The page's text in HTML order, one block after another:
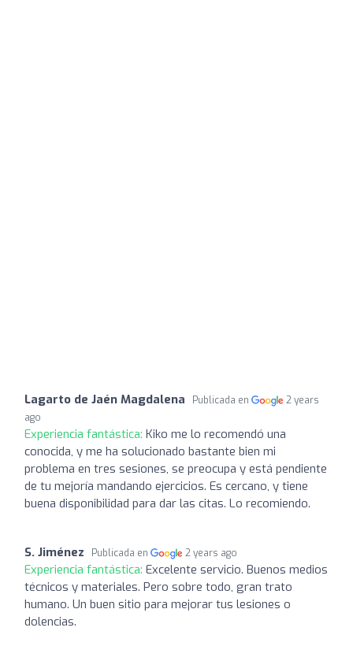
Lagarto de Jaén Magdalena Publicada en
2 years
ago
Experiencia fantástica: Kiko me lo recomendó una
conocida, y me ha solucionado bastante bien mi
problema en tres sesiones, se preocupa y está pendiente
de tu mejoría mandando ejercicios. Es cercano, y tiene
buena disponibilidad para dar las citas. Lo recomiendo.
S. Jiménez Publicada en 2 years ago
Experiencia fantástica: Excelente servicio. Buenos medios
técnicos y materiales. Pero sobre todo, gran trato
humano. Un buen sitio para mejorar tus lesiones o
dolencias.